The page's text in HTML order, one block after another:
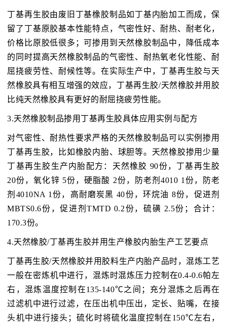
丁基再生胶由废旧丁基橡胶制品如丁基内胎加工而成，保
留了丁基原胶基本性能特点，气密性好、耐热、耐老化，
价格比原胶低很多；可掺用到天然橡胶制品中，降低成本
的同时提高天然橡胶制品的气密性、耐热氧老化性能、耐
屈挠疲劳性、耐候性等。在实际生产中，丁基再生胶与天
然橡胶具有相互增强的效应，丁基再生胶/天然橡胶并用胶
比纯天然橡胶具有更好的耐屈挠疲劳性能。
3.天然橡胶制品掺用丁基再生胶具体应用实例与配方
对气密性、耐热性要求严格的天然橡胶制品可以实例掺用
丁基再生胶，比如橡胶内胎、球胆等。天然橡胶掺用少量
丁基再生胶生产内胎配方：天然橡胶 90份，丁基再生胶
20份，氧化锌 5份，硬脂酸 2份，防老剂4010 1份，防老
剂4010NA 1份，高耐磨炭黑 40份，环烷油 8份，促进剂
MBTS0.6份，促进剂TMTD 0.2份，硫磺 2.5份；合计：
170.3份。
4.天然橡胶/丁基再生胶并用生产橡胶内胎生产工艺要点
丁基再生胶/天然橡胶并用胶料生产内胎产品时，混炼工艺
一般在密炼机中进行，混炼时混炼压力控制在0.4-0.6帕左
右，混炼温度控制在135-140℃之间；充分混炼之后再在
过滤机中进行过滤，在压出机中压出，定长、贴嘴，在接
头机中进行接头；硫化时将硫化温度控制在150℃左右，